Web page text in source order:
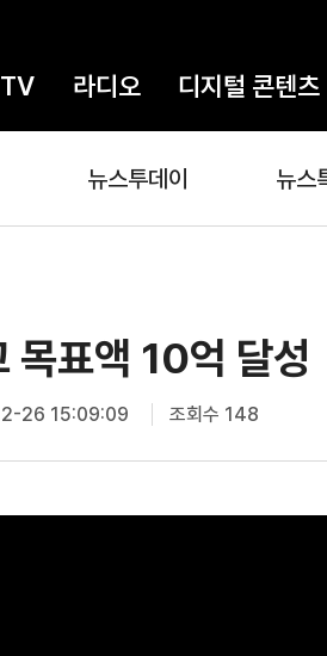
TV 라디오 디지털 콘텐츠
뉴스투데이 뉴스
목표액 10억 달성
26 15:09:09 조회수 148